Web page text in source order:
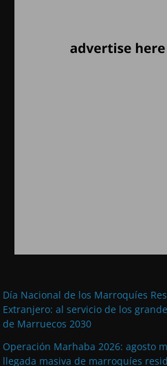
Día Nacional de los Marroquíes
Extranjero: al servicio de los
de Marruecos 2030
Operación Marhaba 2026: agosto
llegada masiva de marroquíes